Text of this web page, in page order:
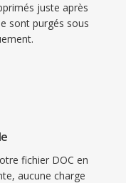
juste après
sont purgés sous
fichier DOC en
aucune charge